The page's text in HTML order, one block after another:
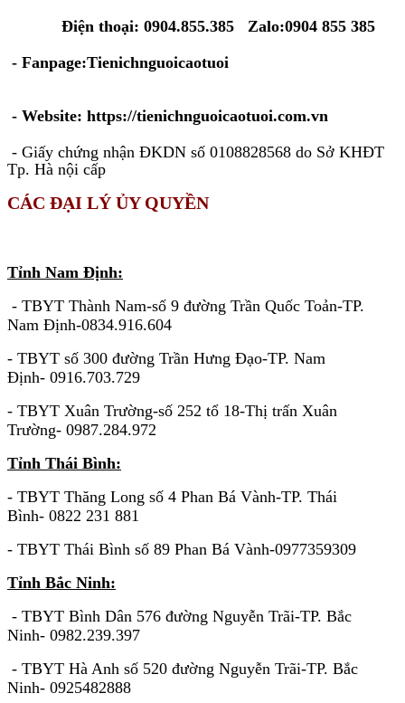
Điện thoại: 0904.855.385 Zalo:0904 855 385
- Fanpage:Tienichnguoicaotuoi
- Website: https://tienichnguoicaotuoi.com.vn
- Giấy chứng nhận ĐKDN số 0108828568 do Sở KHĐT
Tp. Hà nội cấp
CÁC ĐẠI LÝ ỦY QUYỀN
Tỉnh Nam Định:
- TBYT Thành Nam-số 9 đường Trần Quốc Toản-TP.
Nam Định-0834.916.604
- TBYT số 300 đường Trần Hưng Đạo-TP. Nam
Định- 0916.703.729
- TBYT Xuân Trường-số 252 tổ 18-Thị trấn Xuân
Trường- 0987.284.972
Tỉnh Thái Bình:
- TBYT Thăng Long số 4 Phan Bá Vành-TP. Thái
Bình- 0822 231 881
- TBYT Thái Bình số 89 Phan Bá Vành-0977359309
Tỉnh Bắc Ninh:
- TBYT Bình Dân 576 đường Nguyễn Trãi-TP. Bắc
Ninh- 0982.239.397
- TBYT Hà Anh số 520 đường Nguyễn Trãi-TP. Bắc
Ninh- 0925482888